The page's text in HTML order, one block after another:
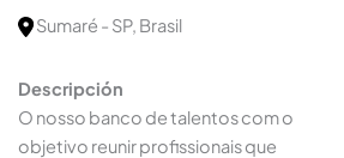
Sumaré - SP, Brasil
Descripción
O nosso banco de talentos com o
objetivo reunir profissionais que